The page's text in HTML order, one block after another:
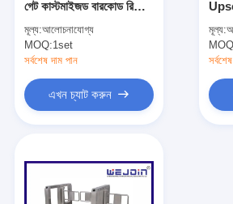
টোল গেট বাধা
বুoom ব্যারিয়ার গেট
গাড়ি পার্কিং ব্যারিয়ার গেট
অ-বসন্ত বাধা গেট
গেট কাস্টমাইজড বারকোড রিডার /
মূল্য:আলোচনাযোগ্য
MOQ:1set
সর্বশেষ দাম পান
এখন চ্যাট করুন
মূল্য: